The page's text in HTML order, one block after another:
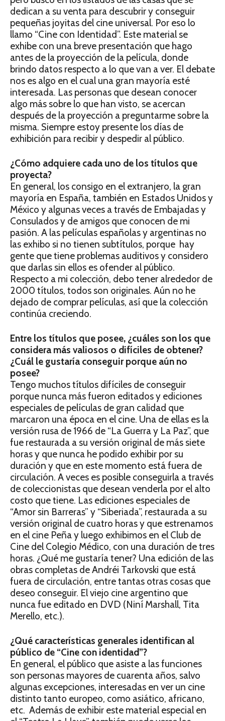
dedican a su venta para descubrir y conseguir
pequeñas joyitas del cine universal. Por eso lo
llamo “Cine con Identidad”. Este material se
exhibe con una breve presentación que hago
antes de la proyección de la película, donde
brindo datos respecto a lo que van a ver. El debate
nos es algo en el cual una gran mayoría esté
interesada. Las personas que desean conocer
algo más sobre lo que han visto, se acercan
después de la proyección a preguntarme sobre la
misma. Siempre estoy presente los días de
exhibición para recibir y despedir al público.
¿Cómo adquiere cada uno de los títulos que
proyecta?
En general, los consigo en el extranjero, la gran
mayoría en España, también en Estados Unidos y
México y algunas veces a través de Embajadas y
Consulados y de amigos que conocen de mi
pasión. A las películas españolas y argentinas no
las exhibo si no tienen subtítulos, porque hay
gente que tiene problemas auditivos y considero
que darlas sin ellos es ofender al público.
Respecto a mi colección, debo tener alrededor de
2000 títulos, todos son originales. Aún no he
dejado de comprar películas, así que la colección
continúa creciendo.
Entre los títulos que posee, ¿cuáles son los que
considera más valiosos o difíciles de obtener?
¿Cuál le gustaría conseguir porque aún no
posee?
Tengo muchos títulos difíciles de conseguir
porque nunca más fueron editados y ediciones
especiales de películas de gran calidad que
marcaron una época en el cine. Una de ellas es la
versión rusa de 1966 de “La Guerra y La Paz”, que
fue restaurada a su versión original de más siete
horas y que nunca he podido exhibir por su
duración y que en este momento está fuera de
circulación. A veces es posible conseguirla a través
de coleccionistas que desean venderla por el alto
costo que tiene. Las ediciones especiales de
“Amor sin Barreras” y “Siberiada”, restaurada a su
versión original de cuatro horas y que estrenamos
en el cine Peña y luego exhibimos en el Club de
Cine del Colegio Médico, con una duración de tres
horas. ¿Qué me gustaría tener? Una edición de las
obras completas de Andréi Tarkovski que está
fuera de circulación, entre tantas otras cosas que
deseo conseguir. El viejo cine argentino que
nunca fue editado en DVD (Niní Marshall, Tita
Merello, etc.).
¿Qué características generales identifican al
público de “Cine con identidad”?
En general, el público que asiste a las funciones
son personas mayores de cuarenta años, salvo
algunas excepciones, interesadas en ver un cine
distinto tanto europeo, como asiático, africano,
etc. Además de exhibir este material especial en